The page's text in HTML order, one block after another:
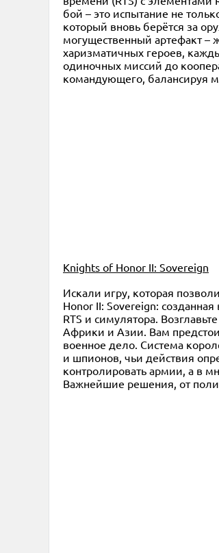
бой – это испытание не
который вновь берётся за
могущественный артефакт –
харизматичных героев,
одиночных миссий до
командующего, балансируя
Knights of Honor II: Sovereign
Искали игру, которая
Honor II: Sovereign:
RTS и симулятора.
Африки и Азии. Вам
военное дело. Система
и шпионов, чьи действия
контролировать армии, а в
Важнейшие решения, от